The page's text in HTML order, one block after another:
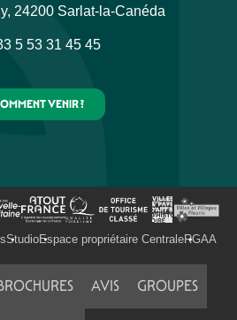
24200 Sarlat-la-Canéda
5 53 31 45 45
VENIR ?
StudioEspace propriétaire CentraleRGAA
AVIS GROUPES